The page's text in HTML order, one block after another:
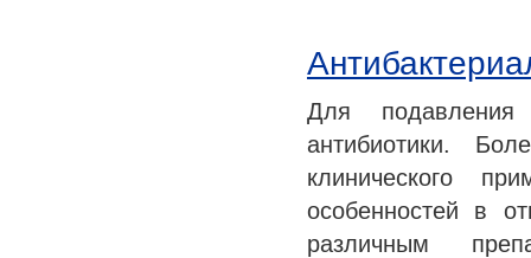
Для
антибиотики.
клинического
особенностей в
различным